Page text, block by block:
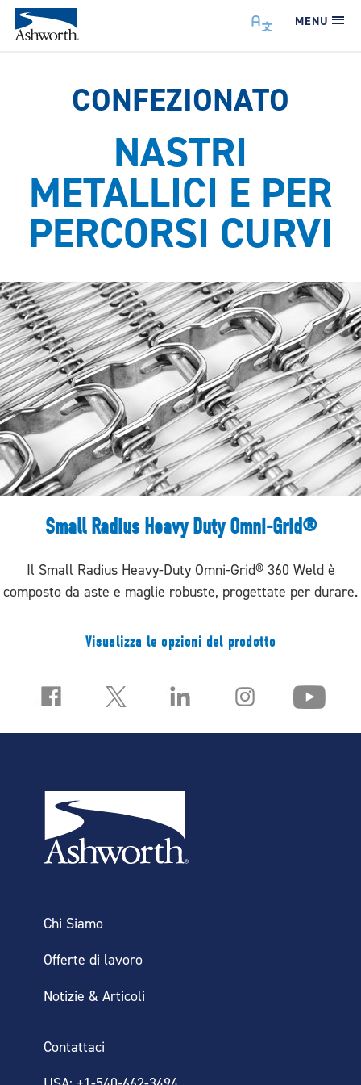
MENU
CONFEZIONATO
NASTRI
METALLICI E PER
PERCORSI CURVI
Small Radius Heavy Duty Omni-Grid®
Il Small Radius Heavy-Duty Omni-Grid® 360 Weld è
composto da aste e maglie robuste, progettate per durare.
Visualizza le opzioni del prodotto
Chi Siamo
Offerte di lavoro
Notizie & Articoli
Contattaci